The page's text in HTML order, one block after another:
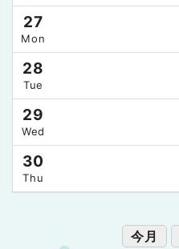
27
Mon
28
Tue
29
Wed
30
Thu
今月